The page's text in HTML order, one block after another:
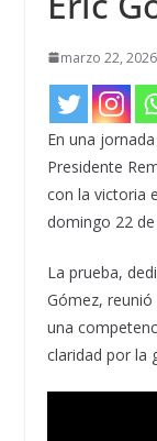
marzo 22, 2026
En una
Presidente
con la victoria
domingo 22
La prueba,
Gómez,
una
claridad por la